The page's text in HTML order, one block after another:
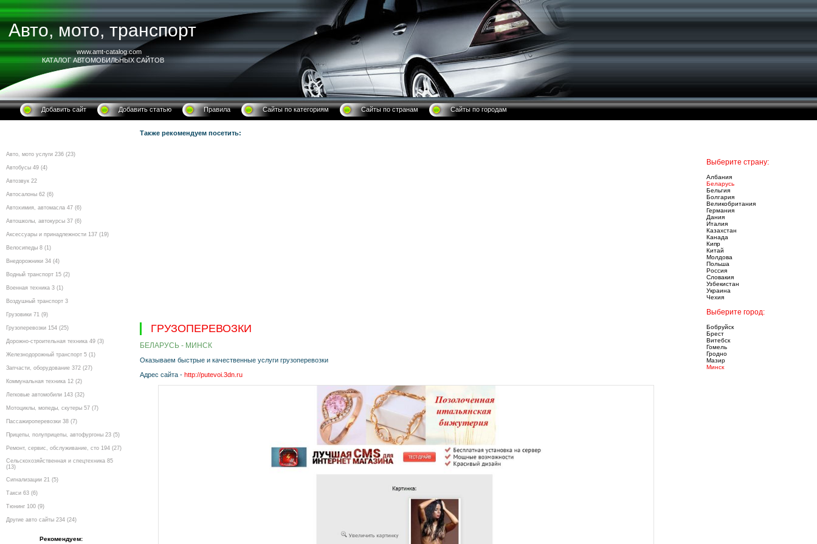
Авто, мото, транспорт
www.amt-catalog.com
КАТАЛОГ АВТОМОБИЛЬНЫХ САЙТОВ
Добавить сайт Добавить статью Правила Сайты по категориям Сайты по странам Сайты по городам
Авто, мото услуги 236 (23)
Автобусы 49 (4)
Автозвук 22
Автосалоны 62 (6)
Автохимия, автомасла 47 (6)
Автошколы, автокурсы 37 (6)
Аксессуары и принадлежности 137 (19)
Велосипеды 8 (1)
Внедорожники 34 (4)
Водный транспорт 15 (2)
Военная техника 3 (1)
Воздушный транспорт 3
Грузовики 71 (9)
Грузоперевозки 154 (25)
Дорожно-строительная техника 49 (3)
Железнодорожный транспорт 5 (1)
Запчасти, оборудование 372 (27)
Коммунальная техника 12 (2)
Легковые автомобили 143 (32)
Мотоциклы, мопеды, скутеры 57 (7)
Пассажироперевозки 38 (7)
Прицепы, полуприцепы, автофургоны 23 (5)
Ремонт, сервис, обслуживание, сто 194 (27)
Сельскохозяйственная и спецтехника 85
(13)
Сигнализации 21 (5)
Такси 63 (6)
Тюнинг 100 (9)
Другие авто сайты 234 (24)
Рекомендуем:
Также рекомендуем посетить:
ГРУЗОПЕРЕВОЗКИ
БЕЛАРУСЬ - МИНСК
Оказываем быстрые и качественные услуги грузоперевозки
Адрес сайта - http://putevoi.3dn.ru
Выберите страну:
Албания
Беларусь
Бельгия
Болгария
Великобритания
Германия
Дания
Италия
Казахстан
Канада
Кипр
Китай
Молдова
Польша
Россия
Словакия
Узбекистан
Украина
Чехия
Выберите город:
Бобруйск
Брест
Витебск
Гомель
Гродно
Мазир
Минск